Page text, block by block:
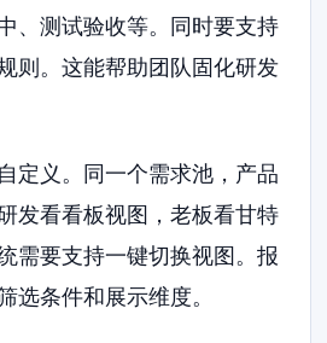
、测试验收等。同时要支持
则。这能帮助团队固化研发
定义。同一个需求池，产品
发看看板视图，老板看甘特
需要支持一键切换视图。报
选条件和展示维度。